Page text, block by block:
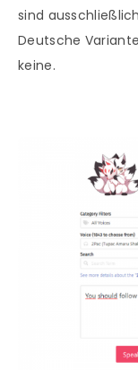
sind
Deutsche
keine.